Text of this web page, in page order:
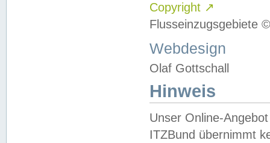
Copyright ↗
Flusseinzugsgebiete
Webdesign
Olaf Gottschall
Hinweis
Unser Online-
ITZBund übernimmt